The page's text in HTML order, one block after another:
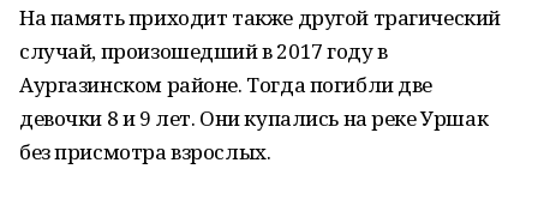
На память приходит также другой трагический
случай, произошедший в 2017 году в
Аургазинском районе. Тогда погибли две
девочки 8 и 9 лет. Они купались на реке Уршак
без присмотра взрослых.